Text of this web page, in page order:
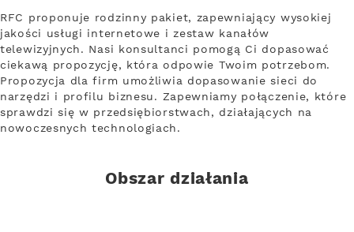
RFC proponuje rodzinny pakiet, zapewniający wysokiej
jakości usługi internetowe i zestaw kanałów
telewizyjnych. Nasi konsultanci pomogą Ci dopasować
ciekawą propozycję, która odpowie Twoim potrzebom.
Propozycja dla firm umożliwia dopasowanie sieci do
narzędzi i profilu biznesu. Zapewniamy połączenie, które
sprawdzi się w przedsiębiorstwach, działających na
nowoczesnych technologiach.
Obszar działania